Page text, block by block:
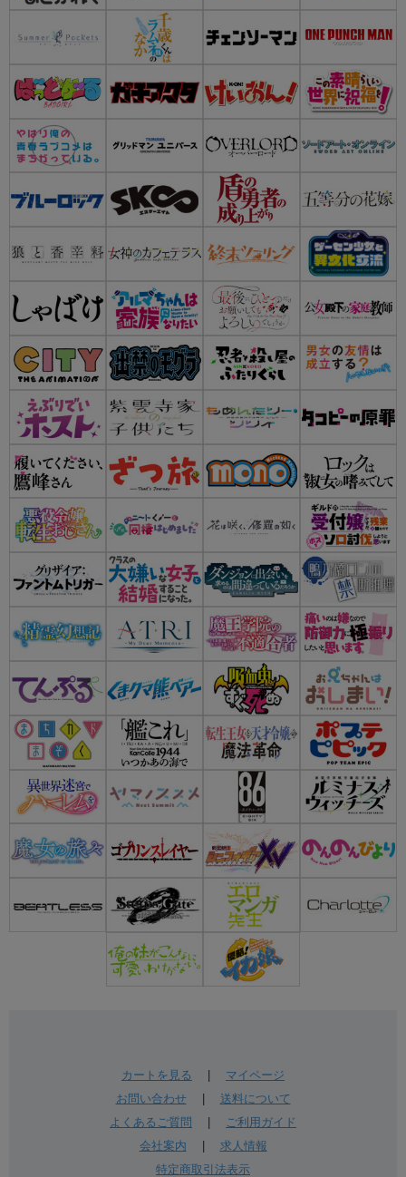
カートを見る
マイページ
お問い合わせ| 送料について
よくあるご質問
ご利用ガイド
会社案内
求人情報
特定商取引法表示